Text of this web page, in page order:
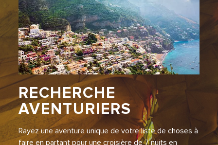
RECHERCHE
AVENTURIERS
Rayez une aventure unique de votre liste de choses à
faire en partant pour une croisière de 7 nuits en